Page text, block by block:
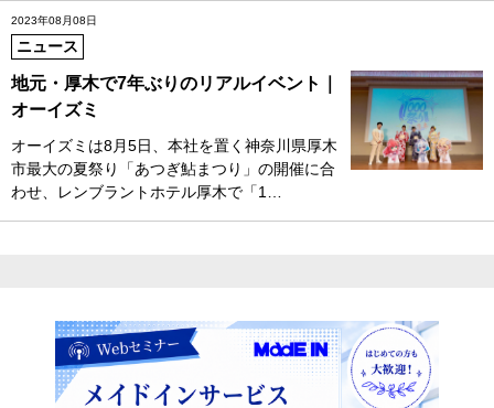
2023年08月08日
ニュース
地元・厚木で7年ぶりのリアルイベント｜
オーイズミ
オーイズミは8月5日、本社を置く神奈川県厚木
市最大の夏祭り「あつぎ鮎まつり」の開催に合
わせ、レンブラントホテル厚木で「1…